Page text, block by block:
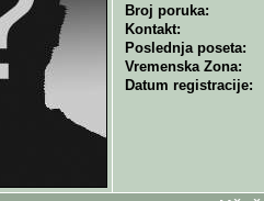
Broj poruka:
Kontakt:
Poslednja poseta:
Vremenska Zona:
Datum registracije: